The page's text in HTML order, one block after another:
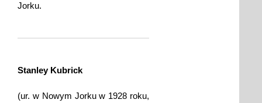
Jorku.
Stanley Kubrick
(ur. w Nowym Jorku w 1928 roku,